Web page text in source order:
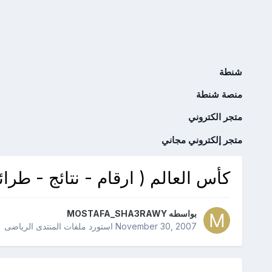
شنطة
منصة شنطة
متجر الكتروني
متجر إلكتروني مجاني
كأس العالم ( ارقام - نتائج -
بواسطه MOSTAFA_SHA3RAWY
November 30, 2007استورد ملفات المنتدى الرياضى